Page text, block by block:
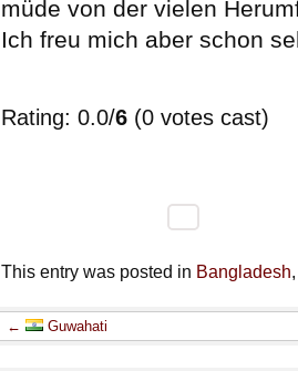
müde von der vielen
Ich freu mich aber schon
Rating: 0.0/6 (0 votes cast)
This entry was posted in Bangladesh
← Guwahati